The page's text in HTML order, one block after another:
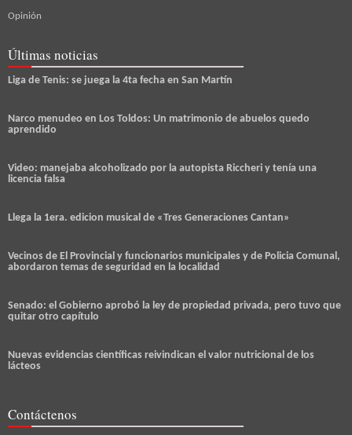
Opinión
Últimas noticias
Liga de Tenis: se juega la 4ta fecha en San Martín
Narco menudeo en Los Toldos: Un matrimonio de abuelos quedo
aprendido
Video: manejaba alcoholizado por la autopista Riccheri y tenía una
licencia falsa
Llega la 1era. edicion musical de «Tres Generaciones Cantan»
Vecinos de El Provincial y funcionarios municipales y de Policia Comunal,
abordaron temas de seguridad en la localidad
Senado: el Gobierno aprobó la ley de propiedad privada, pero tuvo que
quitar otro capítulo
Nuevas evidencias científicas reivindican el valor nutricional de los
lácteos
Contáctenos